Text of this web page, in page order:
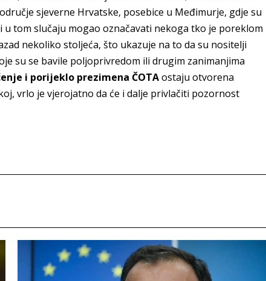
sjeverne Hrvatske, posebice u Međimurje, gdje su
u tom slučaju mogao označavati nekoga tko je poreklom
nekoliko stoljeća, što ukazuje na to da su nositelji
su se bavile poljoprivredom ili drugim zanimanjima
i porijeklo prezimena ČOTAostaju otvorena
vrlo je vjerojatno da će i dalje privlačiti pozornost